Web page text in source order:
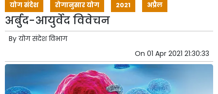
योग संदेश रोगानुसार योग 2021 अप्रैल
अर्बुद-आयुर्वेद विवेचन
By योग संदेश विभाग
On 01 Apr 2021 21:30:33